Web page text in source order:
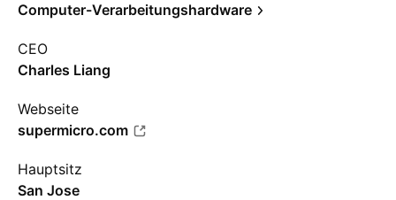
Computer-Verarbeitungshardware
CEO
Charles Liang
Webseite
supermicro.com
Hauptsitz
San Jose